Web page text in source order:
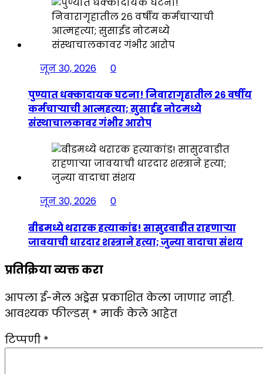
जून 30, 2026
0
पुण्यात धक्कादायक घटना! निवारागृहातील २६ वर्षीय
कर्मचाऱ्याची आत्महत्या; सुसाईड नोटमध्ये
संस्थाचालकावर गंभीर आरोप
जून 30, 2026
0
बीडमध्ये थरारक हत्याकांड! सासुरवाडीत राहणाऱ्या
जावयाची धारदार शस्त्राने हत्या; जुन्या वादाचा संशय
प्रतिक्रिया व्यक्त करा
आपला ई-मेल अड्रेस प्रकाशित केला जाणार नाही.
आवश्यक फील्डस् * मार्क केले आहेत
टिप्पणी *